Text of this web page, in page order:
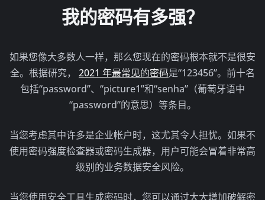
我的密码有多强？
如果您像大多数人一样，那么您现在的密码根本就不是很安
全。根据研究， 2021 年最常见的密码是“123456”。前十名
包括“password”、“picture1”和“senha”（葡萄牙语中
“password”的意思）等条目。
当您考虑其中许多是企业帐户时，这尤其令人担忧。如果不
使用密码强度检查器或密码生成器，用户可能会冒着非常高
级别的业务数据安全风险。
当您使用安全工具生成密码时，您可以通过大大增加破解密